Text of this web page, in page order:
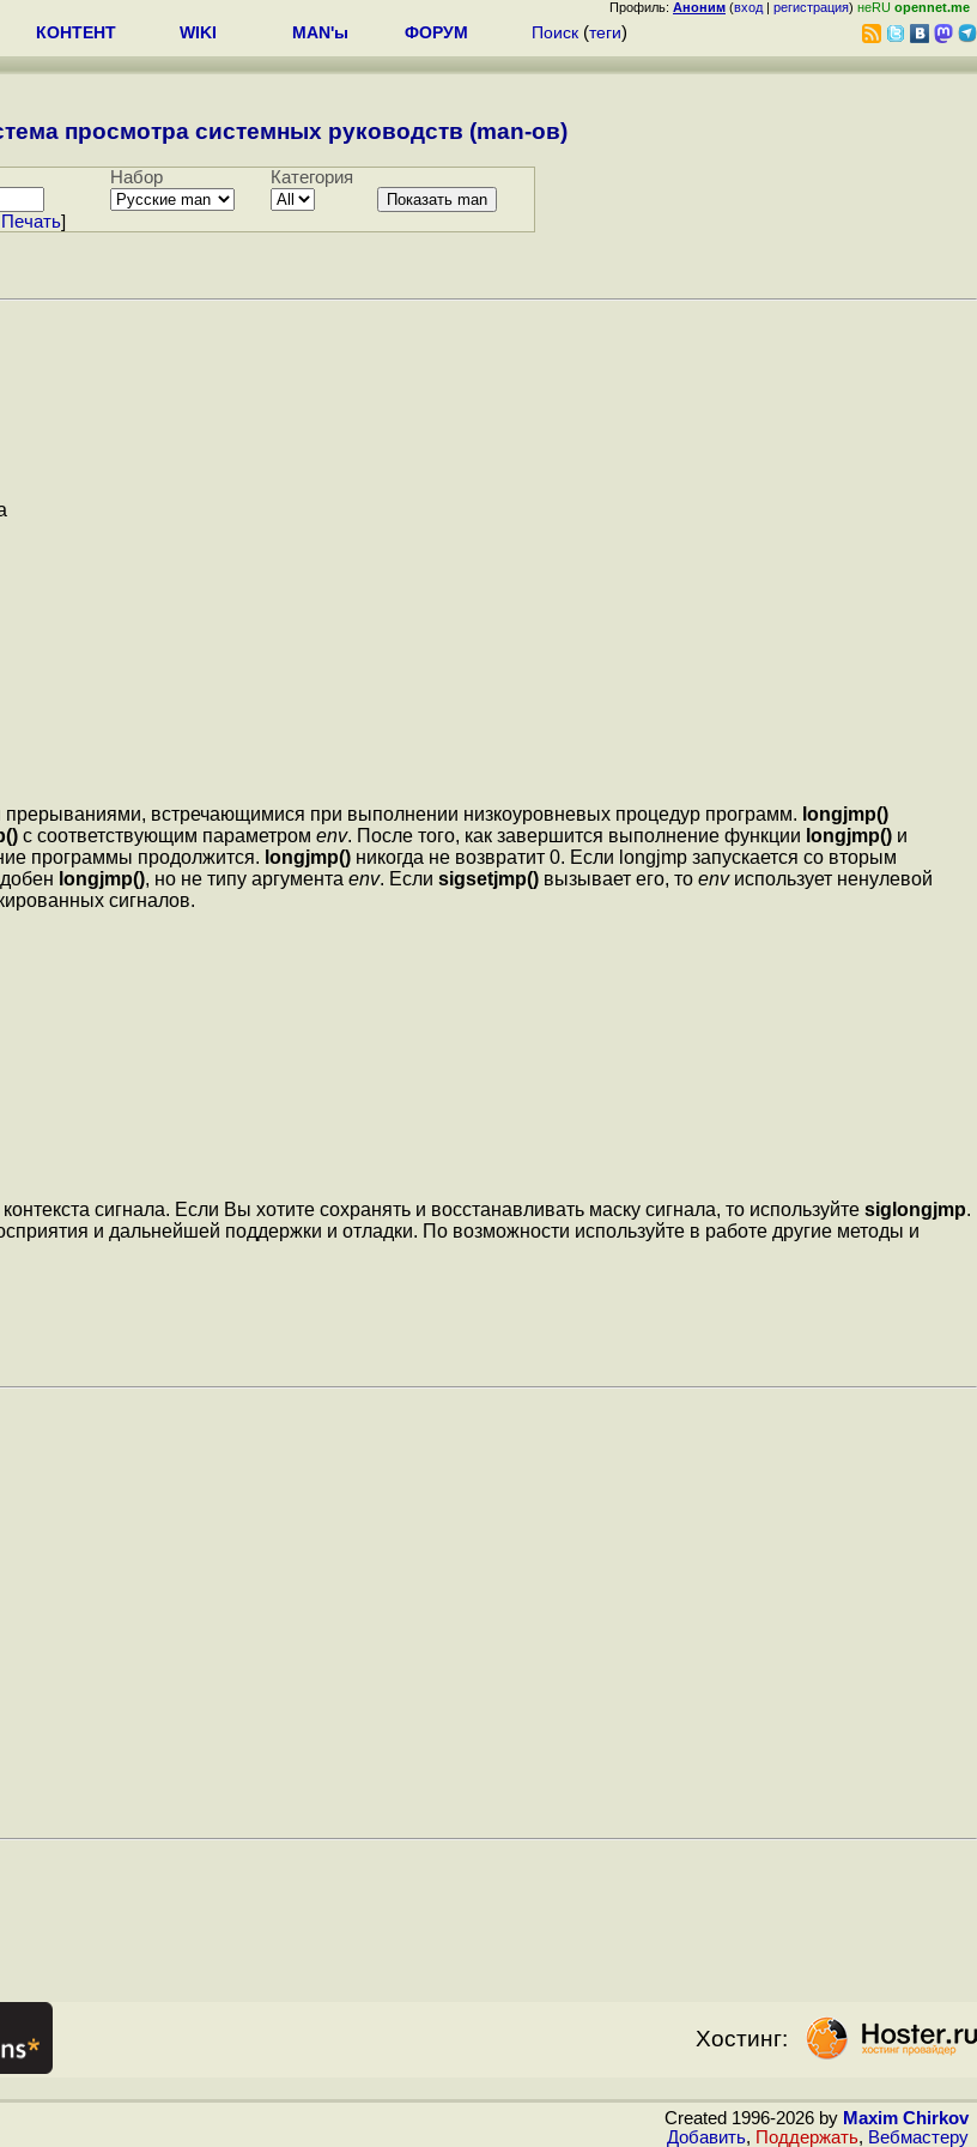
Профиль: Аноним (вход | регистрация) неRU opennet.me
КОНТЕНТ WIKI MAN'ы ФОРУМ Поиск (теги)
просмотра системных руководств (man-ов)
Набор Категория
Печать]
встречающимися при выполнении низкоуровневых процедур программ. longjmp()
с соответствующим параметром env. После того, как завершится выполнение функции longjmp() и
программы продолжится. longjmp() никогда не возвратит 0. Если longjmp запускается со вторым
longjmp(), но не типу аргумента env. Если sigsetjmp() вызывает его, то envиспользует ненулевой
сигналов.
сигнала. Если Вы хотите сохранять и восстанавливать маску сигнала, то используйте siglongjmp.
и дальнейшей поддержки и отладки. По возможности используйте в работе другие методы и
Хостинг:
Created 1996-2026 by Maxim Chirkov
Добавить, Поддержать, Вебмастеру